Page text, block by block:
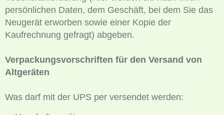
persönlichen Daten, dem Geschäft, bei dem Sie das
Neugerät erworben sowie einer Kopie der
Kaufrechnung gefragt) abgeben.
Verpackungsvorschriften für den Versand von
Altgeräten
Was darf mit der UPS per versendet werden: